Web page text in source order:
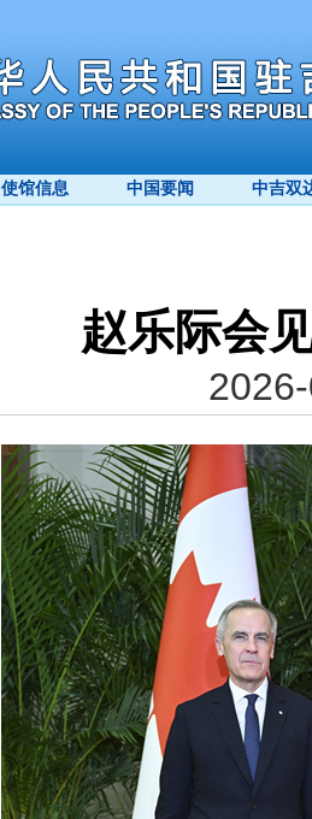
使馆信息 中国要闻 中吉双
赵乐际会